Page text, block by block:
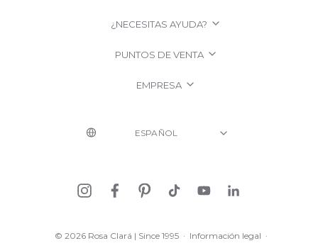
¿NECESITAS AYUDA?
PUNTOS DE VENTA
EMPRESA
© 2026 Rosa Clará | Since 1995 · Información legal ·